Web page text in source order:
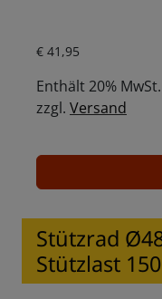
€ 41,95
Enthält 20% MwSt.
zzgl. Versand
Stützrad
Stützlast